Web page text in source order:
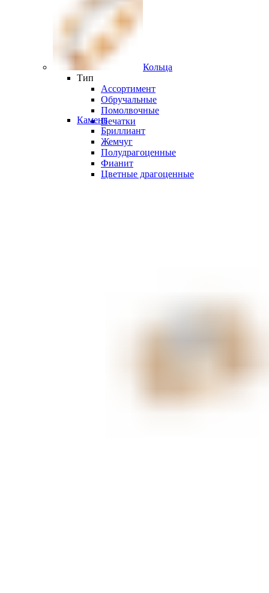
Кольца
Тип
Ассортимент
Обручальные
Помолвочные
Печатки
Камень
Бриллиант
Жемчуг
Полудрагоценные
Фианит
Цветные драгоценные